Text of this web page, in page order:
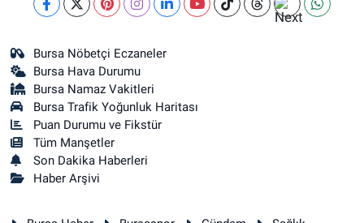
Bursa Nöbetçi Eczaneler
Bursa Hava Durumu
Bursa Namaz Vakitleri
Bursa Trafik Yoğunluk Haritası
Puan Durumu ve Fikstür
Tüm Manşetler
Son Dakika Haberleri
Haber Arşivi